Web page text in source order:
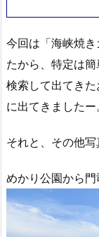
今回は「海峡焼
たから、特定は簡
検索して出てき
に出てきましたー
それと、その他写
めかり公園から